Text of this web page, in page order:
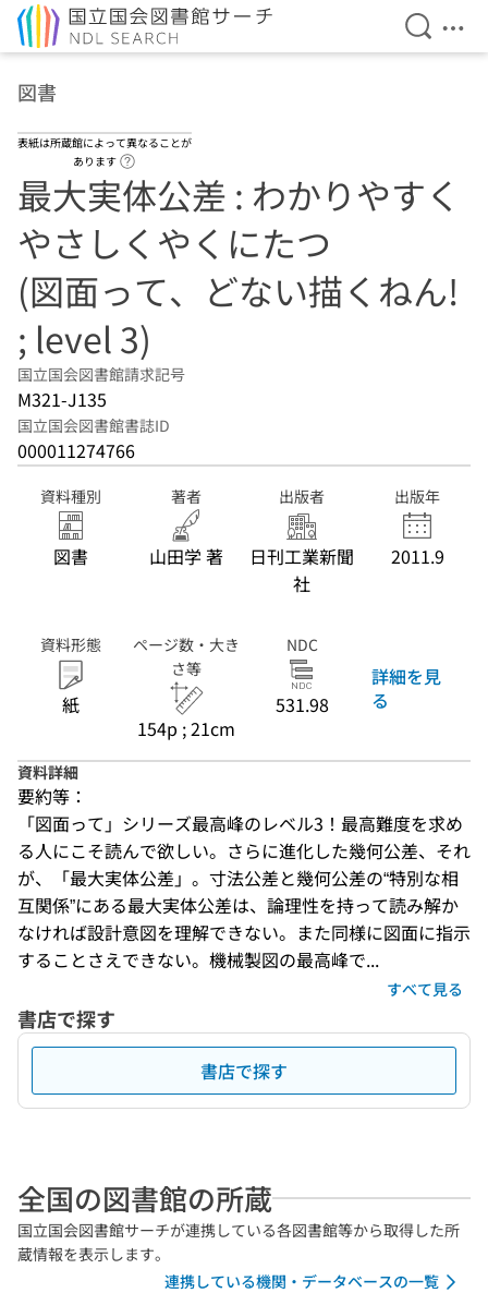
検索を
メ
図書
表紙は所蔵館によって異なることが
あります
最大実体公差 : わかりやすく
やさしくやくにたつ
(図面って、どない描くねん!
; level 3)
国立国会図書館請求記号
M321-J135
国立国会図書館書誌ID
000011274766
資料種別
図書
著者
山田学 著
出版者
日刊工業新聞
社
出版年
2011.9
資料形態
紙
ページ数・大き
さ等
154p ; 21cm
NDC
531.98
詳細を見
る
資料詳細
要約等：
「図面って」シリーズ最高峰のレベル3！最高難度を求め
る人にこそ読んで欲しい。さらに進化した幾何公差、それ
が、「最大実体公差」。寸法公差と幾何公差の“特別な相
互関係”にある最大実体公差は、論理性を持って読み解か
なければ設計意図を理解できない。また同様に図面に指示
することさえできない。機械製図の最高峰で...
すべて見る
書店で探す
書店で探す
全国の図書館の所蔵
国立国会図書館サーチが連携している各図書館等から取得した所
蔵情報を表示します。
連携している機関・データベースの一覧